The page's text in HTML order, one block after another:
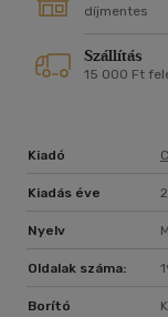
fenntartható
pozitívan
díjmentes
Szállítás
15 000 Ft
Kiadó
Kiadás éve
Nyelv
Oldalak száma:
Borító